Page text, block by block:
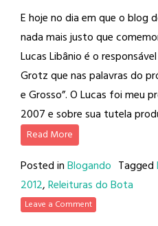
E hoje no dia em que o blog
nada mais justo que
Lucas Libânio é o
Grotz que nas palavras do
e Grosso”. O Lucas foi meu
2007 e sobre sua tutela
Read More
Posted inBlogando Tagged
2012,Releituras do Bota
Leave a Comment